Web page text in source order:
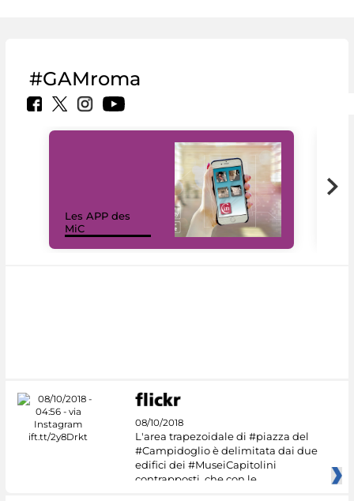
#GAMroma
Les APP des
MiC
08/10/2018
L'area trapezoidale di #piazza del
#Campidoglio è delimitata dai due
edifici dei #MuseiCapitolini
contrapposti, che con le